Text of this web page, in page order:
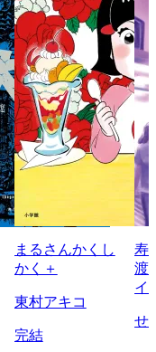
まるさんかくし
かく＋
東村アキコ
完結
寿
渡
イ
せ